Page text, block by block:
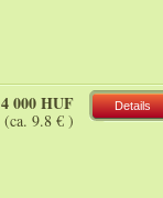
4 000 HUF
(ca. 9.8 € )
Details